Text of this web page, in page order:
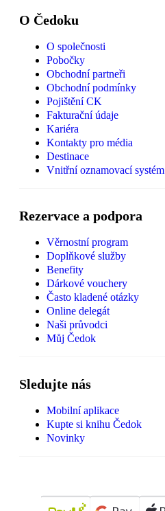
O Čedoku
O společnosti
Pobočky
Obchodní partneři
Obchodní podmínky
Pojištění CK
Fakturační údaje
Kariéra
Kontakty pro média
Destinace
Vnitřní oznamovací systém
Rezervace a podpora
Věrnostní program
Doplňkové služby
Benefity
Dárkové vouchery
Často kladené otázky
Online delegát
Naši průvodci
Můj Čedok
Sledujte nás
Mobilní aplikace
Kupte si knihu Čedok
Novinky